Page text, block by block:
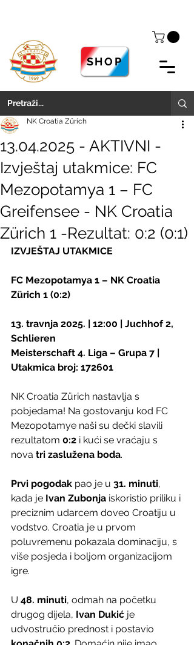
SHOP
13.04.2025 - AKTIVNI -
Izvještaj utakmice: FC
Mezopotamya 1 – FC
Greifensee - NK Croatia
Zürich 1 -Rezultat: 0:2 (0:1)
NK Croatia Zürich
IZVJEŠTAJ UTAKMICE
FC Mezopotamya 1 – NK Croatia
Zürich 1 (0:2)
13. travnja 2025. | 12:00 | Juchhof 2,
Schlieren
Meisterschaft 4. Liga – Grupa 7 |
Utakmica broj: 172601
NK Croatia Zürich nastavlja s
pobjedama! Na gostovanju kod FC
Mezopotamye naši su dečki slavili
rezultatom 0:2 i kući se vraćaju s
nova tri zaslužena boda.
Prvi pogodak pao je u 31. minuti,
kada je Ivan Zubonja iskoristio priliku i
preciznim udarcem doveo Croatiju u
vodstvo. Croatia je u prvom
poluvremenu pokazala dominaciju, s
više posjeda i boljom organizacijom
igre.
U 48. minuti, odmah na početku
drugog dijela, Ivan Dukić je
udvostručio prednost i postavio